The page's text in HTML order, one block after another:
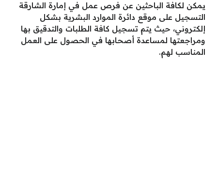
يمكن لكافة الباحثين عن فرص عمل في إمارة الشارقة
التسجيل على موقع دائرة الموارد البشرية بشكل
إلكتروني، حيث يتم تسجيل كافة الطلبات والتدقيق بها
ومراجعتها لمساعدة أصحابها في الحصول على العمل
المناسب لهم.